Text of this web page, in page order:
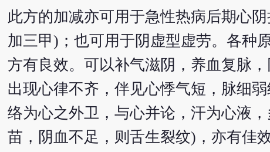
此方的加减亦可用于急性热病后期心
加三甲)；也可用于阴虚型虚劳。各种
方有良效。可以补气滋阴，养血复脉
出现心律不齐，伴见心悸气短，脉细
络为心之外卫，与心并论，汗为心液
苗，阴血不足，则舌生裂纹)，亦有佳